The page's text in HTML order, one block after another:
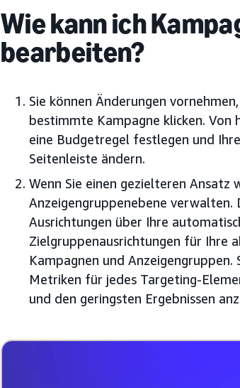
Wie kann ich
bearbeiten?
Sie können Änderungen
bestimmte Kampagne klicken. Von
eine Budgetregel festlegen und
Seitenleiste ändern.
Wenn Sie einen gezielteren Ansatz
Anzeigengruppenebene
Ausrichtungen über Ihre
Zielgruppenausrichtungen für Ihre
Kampagnen und
Metriken für jedes Targeting-
und den geringsten Ergebnissen